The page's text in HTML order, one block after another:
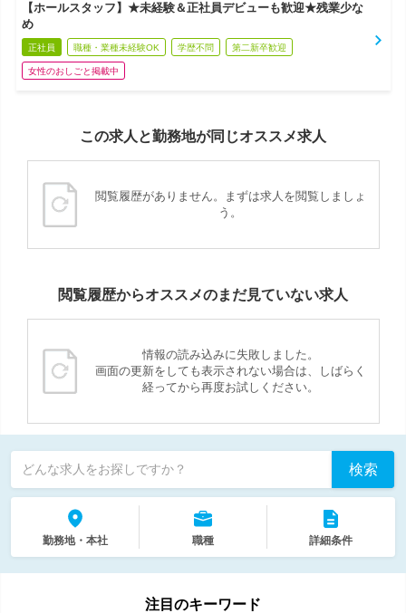
【ホールスタッフ】★未経験＆正社員デビューも歓迎★残業少な
め
正社員 職種・業種未経験OK 学歴不問 第二新卒歓迎
女性のおしごと掲載中
この求人と勤務地が同じオススメ求人
閲覧履歴がありません。まずは求人を閲覧しましょ
う。
閲覧履歴からオススメのまだ見ていない求人
情報の読み込みに失敗しました。
画面の更新をしても表示されない場合は、しばらく
経ってから再度お試しください。
どんな求人をお探しですか？ 検索
勤務地・本社 職種 詳細条件
注目のキーワード